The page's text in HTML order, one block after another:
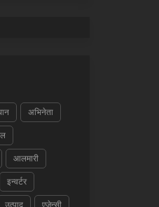
अभिनेता
आलमारी
इन्वर्टर
उत्पाद एजेन्सी